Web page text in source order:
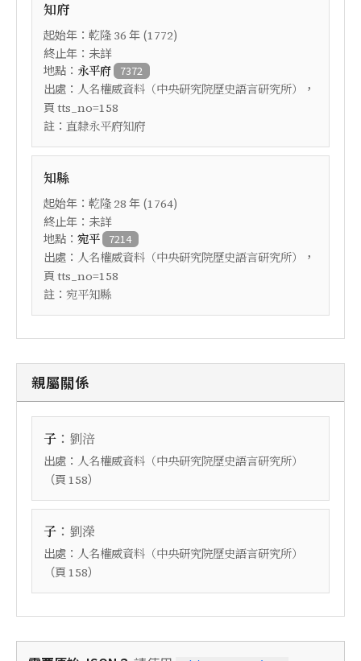
知府
起始年： 乾隆 36 年 (1772)
終止年：未詳
地點： 永平府 7372
出處： 人名權威資料（中央研究院歷史語言研究所）
，
頁 tts_no=158
註： 直隸永平府知府
知縣
起始年： 乾隆 28 年 (1764)
終止年：未詳
地點： 宛平 7214
出處： 人名權威資料（中央研究院歷史語言研究所）
，
頁 tts_no=158
註： 宛平知縣
親屬關係
子 ： 劉涪
出處： 人名權威資料（中央研究院歷史語言研究所）
（頁 158）
子 ： 劉濚
出處： 人名權威資料（中央研究院歷史語言研究所）
（頁 158）